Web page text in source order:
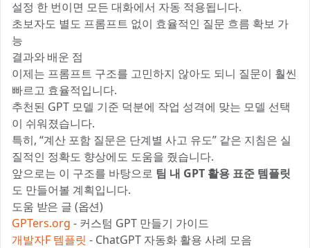
설정 한 번이면 모든 대화에서 자동 적용됩니다.
초보자도 별도 프롬프트 없이 효율적인 질문 흐름 확보 가
능
결과와 배운 점
이제는 프롬프트 구조를 고민하지 않아도 되니 질문이 훨씬
빠르고 효율적입니다.
추천된 GPT 모델 기준 덕분에 작업 성격에 맞는 모델 선택
이 쉬워졌습니다.
특히, “계산 포함 질문은 단계별 사고 유도” 같은 지침은 실
질적인 정확도 향상에도 도움을 줬습니다.
앞으로는 이 구조를 바탕으로 팀 내 GPT 활용 표준 템플릿
도 만들어볼 계획입니다.
도움 받은 글 (옵션)
GPTers.org - 커스텀 GPT 만들기 가이드
개발자F 템플릿 - ChatGPT 자동화 활용 사례 모음